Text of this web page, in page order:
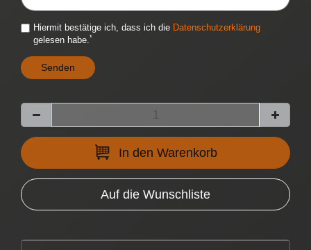
Hiermit bestätige ich, dass ich die Daten­schutz­erklärung
gelesen habe.*
Senden
In den Warenkorb
Auf die Wunschliste